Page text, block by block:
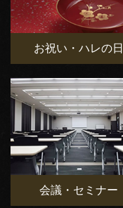
お祝い・ハレの日
会議・セミナー